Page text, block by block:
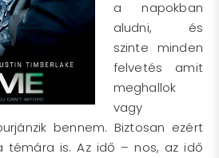
a napokban
aludni, és
szinte minden
felvetés amit
meghallok
vagy
bennem. Biztosan ezért
is. Az idő – nos, az idő